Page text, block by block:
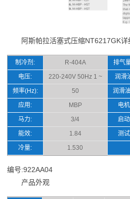
阿斯帕拉活塞式压缩NT6217GK详
制冷剂: R-404A 排气
电压:
220-240V 50Hz 1 ~ 润滑
频率(Hz):
50 润滑
应用:
MBP 电
马力:
3/4 启
能效:
1.84 测
冷量:
1.530
编号:922AA04
产品外观